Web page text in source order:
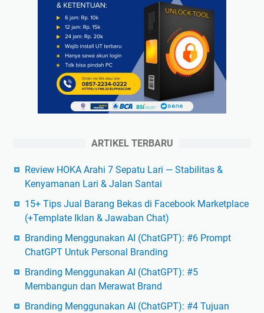
ARTIKEL TERBARU
Review HOKA Arahi 7 Sepatu Lari — Stabilitas &
Kenyamanan Lari & Jalan Santai
15+ Tips Jual Barang Bekas di Facebook Marketplace
(+Template Iklan & Jawaban Chat)
Branding Menggunakan AI (ChatGPT): #6 Prompt
ChatGPT Untuk Personal Branding
Branding Menggunakan AI (ChatGPT): #5
Membangun dan Merawat Brand
Branding Menggunakan AI (ChatGPT): #4 Tujuan